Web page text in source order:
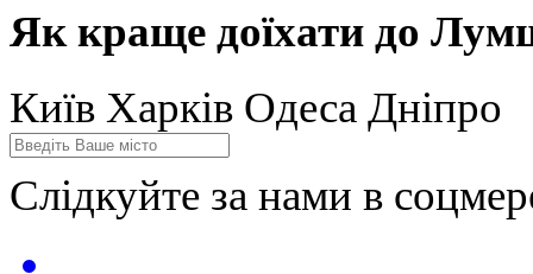
Як краще доїхати до
Київ Харків Одеса Дніпро
Слідкуйте за нами в